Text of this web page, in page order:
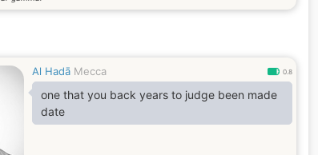
Al Hadā Mecca 0.8
one that you back years to judge been made
date